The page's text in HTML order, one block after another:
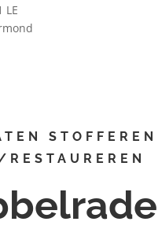
LE
STOFFEREN
RESTAUREREN